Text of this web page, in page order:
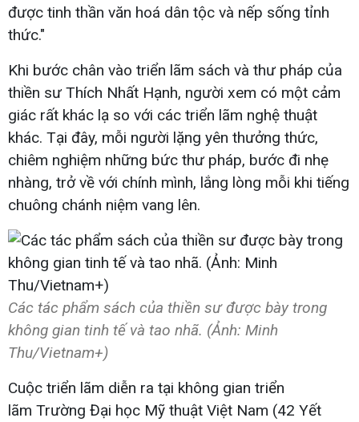
được tinh thần văn hoá dân tộc và nếp sống tỉnh
thức."
Khi bước chân vào triển lãm sách và thư pháp của
thiền sư Thích Nhất Hạnh, người xem có một cảm
giác rất khác lạ so với các triển lãm nghệ thuật
khác. Tại đây, mỗi người lặng yên thưởng thức,
chiêm nghiệm những bức thư pháp, bước đi nhẹ
nhàng, trở về với chính mình, lắng lòng mỗi khi tiếng
chuông chánh niệm vang lên.
Các tác phẩm sách của thiền sư được bày trong
không gian tinh tế và tao nhã. (Ảnh: Minh
Thu/Vietnam+)
Cuộc triển lãm diễn ra tại không gian triển
lãm Trường Đại học Mỹ thuật Việt Nam (42 Yết